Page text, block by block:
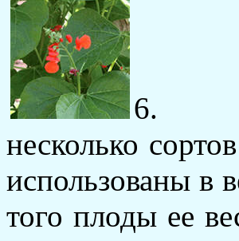
несколько
использованы в
того плоды ее